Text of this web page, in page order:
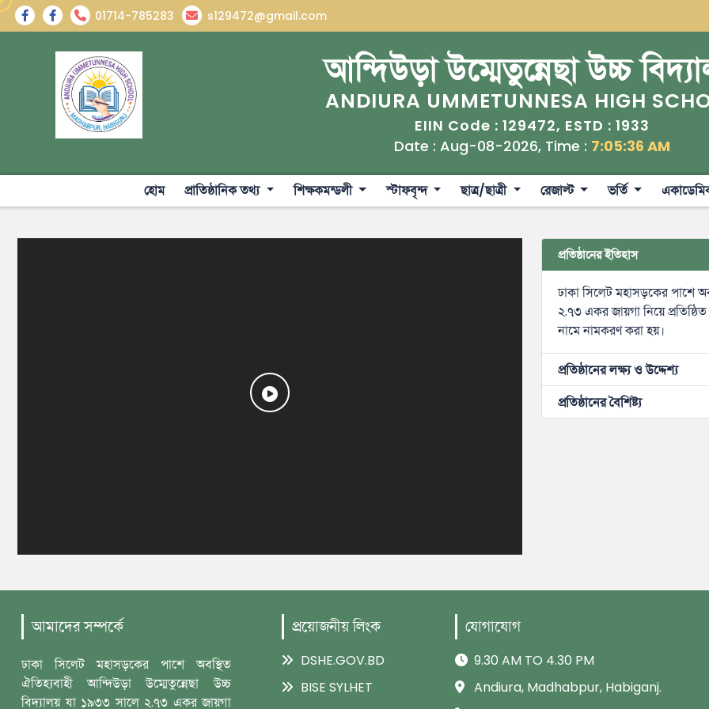
01714-785283 s129472@gmail.com
আন্দিউড়া উম্মেতুন্নেছা উচ্চ
ANDIURA UMMETUNNESA HIGH
EIIN Code : 129472, ESTD : 1933
Date : Aug-08-2026, Time : 7:05:36 AM
হোম প্রাতিষ্ঠানিক তথ্য শিক্ষকমন্ডলী স্টাফবৃন্দ ছাত্র/ছাত্রী রেজাল্ট ভর্তি
প্রতিষ্ঠানের ইতিহাস
ঢাকা সিলেট মহাসড়কের পাশে
২.৭৩ একর জায়গা নিয়ে
নামে নামকরণ করা হয়।
প্রতিষ্ঠানের লক্ষ্য ও উদ্দেশ্য
প্রতিষ্ঠানের বৈশিষ্ট্য
আমাদের সম্পর্কে
ঢাকা সিলেট মহাসড়কের পাশে অবস্থিত
ঐতিহ্যবাহী আন্দিউড়া উম্মেতুন্নেছা উচ্চ
বিদ্যালয় যা ১৯৩৩ সালে ২.৭৩ একর জায়গা
প্রয়োজনীয় লিংক
DSHE.GOV.BD
BISE SYLHET
যোগাযোগ
9.30 AM TO 4.30 PM
Andiura, Madhabpur, Habiganj.